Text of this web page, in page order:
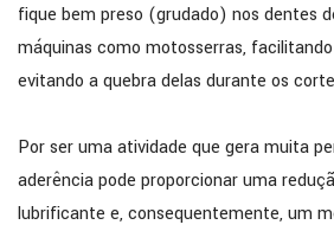
fique bem preso (grudado) nos dentes
máquinas como motosserras,
evitando a quebra delas durante os
Por ser uma atividade que gera muita
aderência pode proporcionar uma
lubrificante e, consequentemente, um